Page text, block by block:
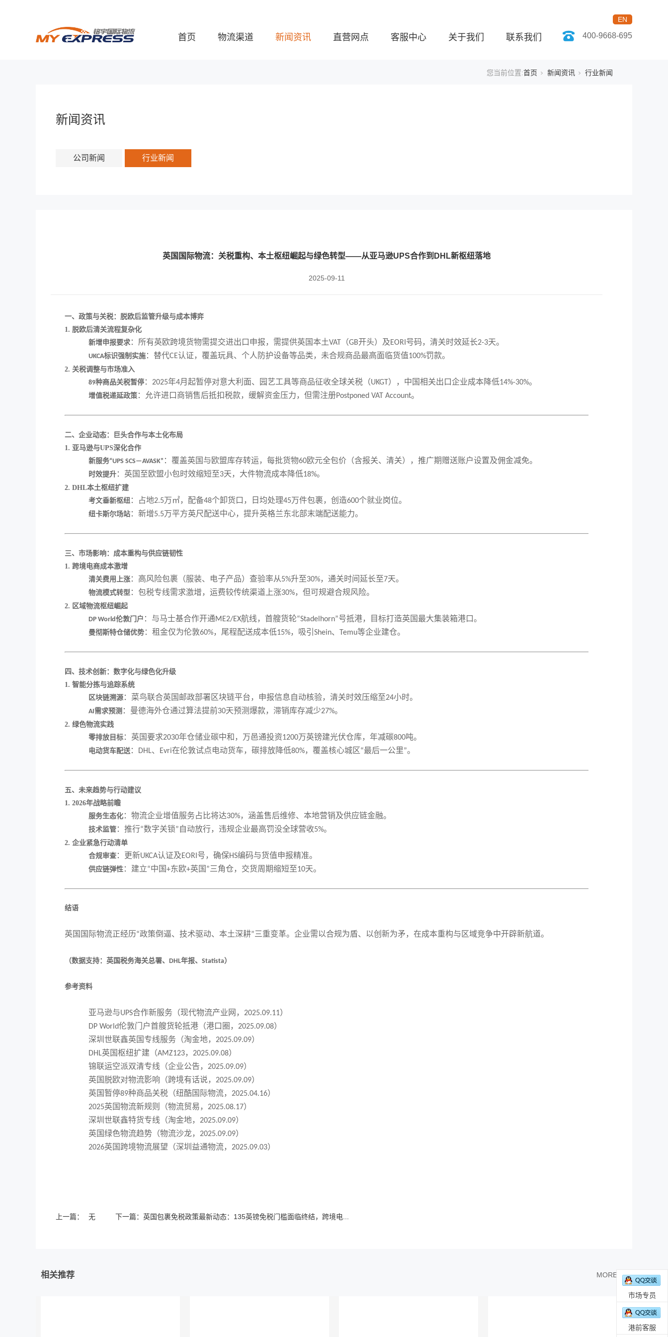
首页 物流渠道 新闻资讯 直营网点 客服中心 关于我们 联系我们
EN
400-9668-695
您当前位置:首页 新闻资讯 行业新闻
新闻资讯
公司新闻 行业新闻
英国国际物流：关税重构、本土枢纽崛起与绿色转型​——从亚马逊UPS合作到DHL新枢纽落地
2025-09-11
一、政策与关税：脱欧后监管升级与成本博弈
1. 脱欧后清关流程复杂化
新增申报要求：所有英欧跨境货物需提交进出口申报，需提供英国本土VAT （GB开头）及EORI 号码，清关时效延长2-3天。
UKCA标识强制实施：替代CE认证，覆盖玩具、个人防护设备等品类，未合规商品最高面临货值100%罚款。
2. 关税调整与市场准入
89种商品关税暂停： 2025年4月起暂停对意大利面、园艺工具等商品征收全球关税（UKGT ），中国相关出口企业成本降低14%-30%。
增值税递延政策：允许进口商销售后抵扣税款，缓解资金压力，但需注册Postponed VAT Account。
二、企业动态：巨头合作与本土化布局
1. 亚马逊与UPS深化合作
新服务“UPS SCS—AVASK” ：覆盖英国与欧盟库存转运，每批货物60欧元全包价（含报关、清关），推广期赠送账户设置及佣金减免。
时效提升：英国至欧盟小包时效缩短至3天，大件物流成本降低18%。
2. DHL本土枢纽扩建
考文垂新枢纽 ：占地2.5万㎡，配备48个卸货口，日均处理45万件包裹，创造600个就业岗位。
纽卡斯尔场站：新增5.5万平方英尺配送中心，提升英格兰东北部末端配送能力。
三、市场影响：成本重构与供应链韧性
1. 跨境电商成本激增
清关费用上涨：高风险包裹（服装、电子产品）查验率从5%升至30%，通关时间延长至7天。
物流模式转型 ：包税专线需求激增，运费较传统渠道上涨30%，但可规避合规风险。
2. 区域物流枢纽崛起
DP World伦敦门户 ：与马士基合作开通ME2/EX航线，首艘货轮“Stadelhorn”号抵港，目标打造英国最大集装箱港口。
曼彻斯特仓储优势：租金仅为伦敦60%，尾程配送成本低15%，吸引 Shein、 Temu等企业建仓。
四、技术创新：数字化与绿色化升级
1. 智能分拣与追踪系统
区块链溯源：菜鸟联合英国邮政部署区块链平台，申报信息自动核验，清关时效压缩至24小时。
AI需求预测 ：曼德海外仓通过算法提前30天预测爆款，滞销库存减少27%。
2. 绿色物流实践
零排放目标：英国要求2030年仓储业碳中和，万邑通投资1200万英镑建光伏仓库，年减碳800吨。
电动货车配送： DHL、 Evri在伦敦试点电动货车，碳排放降低80%，覆盖核心城区“最后一公里”。
五、未来趋势与行动建议
1. 2026年战略前瞻
服务生态化：物流企业增值服务占比将达30%，涵盖售后维修、本地营销及供应链金融。
技术监管：推行“数字关锁”自动放行，违规企业最高罚没全球营收5%。
2. 企业紧急行动清单
合规审查：更新UKCA认证及EORI 号，确保HS编码与货值申报精准。
供应链弹性：建立“中国+东欧+英国 ”三角仓，交货周期缩短至10天。
结语
英国国际物流正经历“政策倒逼、技术驱动、本土深耕”三重变革。企业需以合规为盾、以创新为矛，在成本重构与区域竞争中开辟新航道。
（数据支持：英国税务海关总署、 DHL年报、 Statista）
参考资料
亚马逊与UPS合作新服务（现代物流产业网， 2025.09.11）
DP World伦敦门户首艘货轮抵港（港口圈， 2025.09.08）
深圳世联鑫英国专线服务（淘金地， 2025.09.09）
DHL英国枢纽扩建（AMZ123， 2025.09.08）
锦联运空派双清专线（企业公告， 2025.09.09）
英国脱欧对物流影响（跨境有话说， 2025.09.09）
英国暂停89种商品关税（纽酷国际物流， 2025.04.16）
2025英国物流新规则（物流贸易， 2025.08.17）
深圳世联鑫特货专线（淘金地， 2025.09.09）
英国绿色物流趋势（物流沙龙， 2025.09.09）
2026英国跨境物流展望（深圳益通物流， 2025.09.03）
上一篇： 无 下一篇： 英国包裹免税政策最新动态：135英镑免税门槛面临终结，跨境电...
相关推荐 MORE >>
市场专员
港前客服